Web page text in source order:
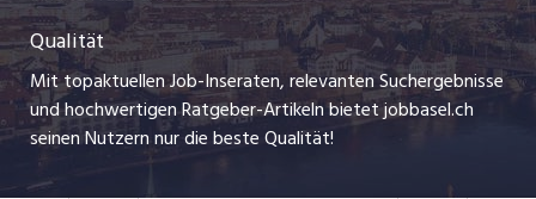
CH Media
Qualität
Mit topaktuellen Job-Inseraten, relevanten Suchergebnisse
und hochwertigen Ratgeber-Artikeln bietet jobbasel.ch
seinen Nutzern nur die beste Qualität!